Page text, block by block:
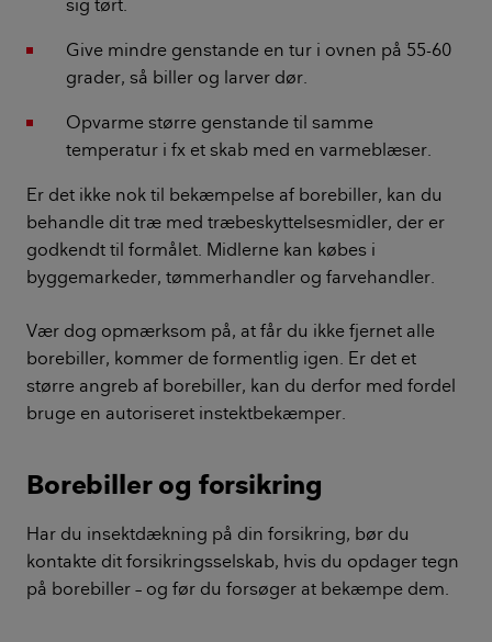
sig tørt.
Give mindre genstande en tur i ovnen på 55-60
grader, så biller og larver dør.
Opvarme større genstande til samme
temperatur i fx et skab med en varmeblæser.
Er det ikke nok til bekæmpelse af borebiller, kan du
behandle dit træ med træbeskyttelsesmidler, der er
godkendt til formålet. Midlerne kan købes i
byggemarkeder, tømmerhandler og farvehandler.
Vær dog opmærksom på, at får du ikke fjernet alle
borebiller, kommer de formentlig igen. Er det et
større angreb af borebiller, kan du derfor med fordel
bruge en autoriseret instektbekæmper.
Borebiller og forsikring
Har du insektdækning på din forsikring, bør du
kontakte dit forsikringsselskab, hvis du opdager tegn
på borebiller – og før du forsøger at bekæmpe dem.